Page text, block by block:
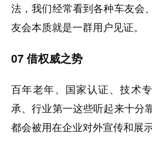
法，我们经常看到各种车友会
友会本质就是一群用户见证。
07借权威之势
百年老年、国家认证、技术
承、行业第一这些听起来十分
都会被用在企业对外宣传和展示